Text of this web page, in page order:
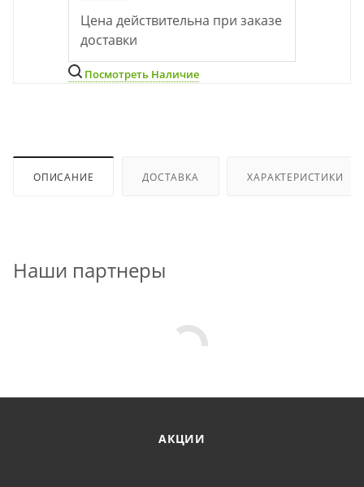
Цена действительна при заказе
доставки
Посмотреть Наличие
ОПИСАНИЕ ДОСТАВКА ХАРАКТЕРИСТИКИ
Наши партнеры
АКЦИИ